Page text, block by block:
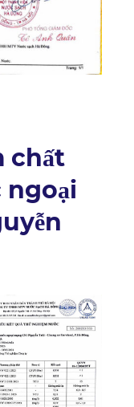
chất
ngoại